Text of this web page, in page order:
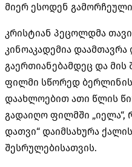
მიერ ესოდენ
კრისტიან პეცოლდმა
კინოაკადემია დაამთავრა
გაერთიანებამდეც და მის
ფილმი სწორედ ბერლინის
დაახლოებით ათი წლის
გადაიღო ფილმში
დათვი“ დაიმსახურა
შესრულებისათვის.